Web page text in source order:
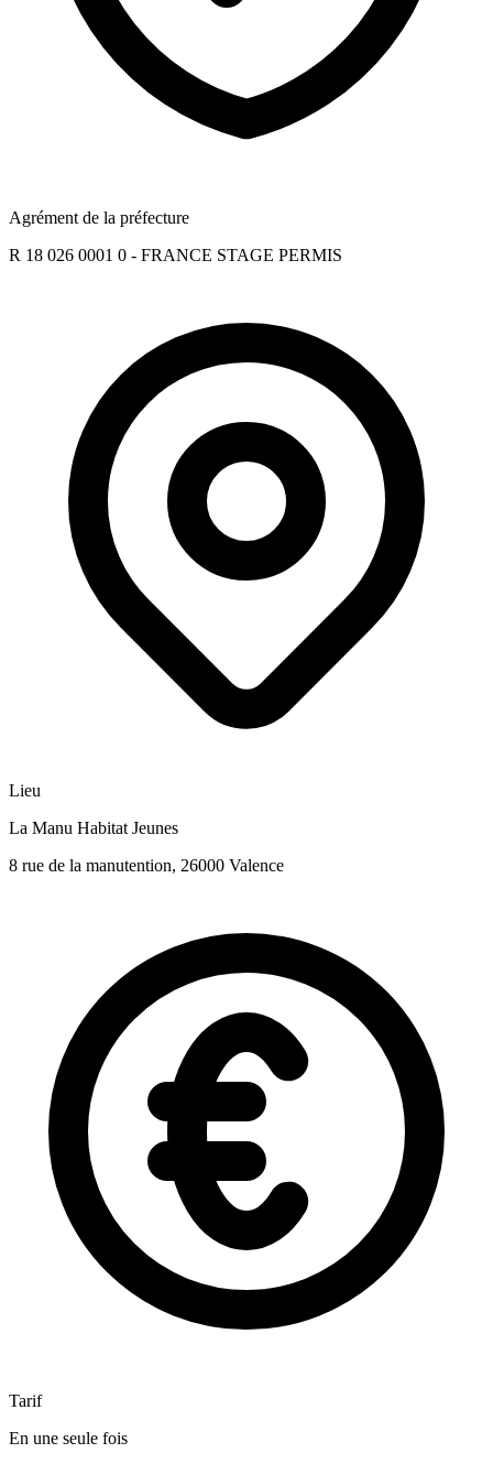
Agrément de la préfecture
R 18 026 0001 0 - FRANCE STAGE PERMIS
Lieu
La Manu Habitat Jeunes
8 rue de la manutention, 26000 Valence
Tarif
En une seule fois